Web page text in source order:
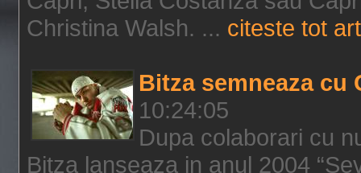
Christina Walsh. ... citeste tot
Bitza semneaza cu
10:24:05
Dupa colaborari cu
Bitza lanseaza in anul 2004